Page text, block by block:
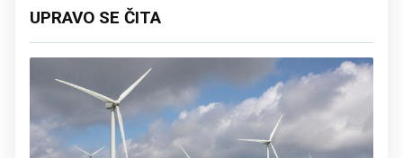
UPRAVO SE ČITA